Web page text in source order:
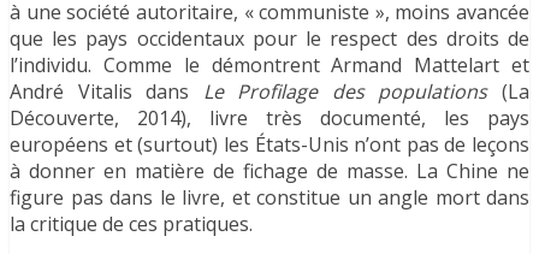
à une société autoritaire, « communiste », moins avancée
que les pays occidentaux pour le respect des droits de
l’individu. Comme le démontrent Armand Mattelart et
André Vitalis dans Le Profilage des populations(La
Découverte, 2014), livre très documenté, les pays
européens et (surtout) les États-Unis n’ont pas de leçons
à donner en matière de fichage de masse. La Chine ne
figure pas dans le livre, et constitue un angle mort dans
la critique de ces pratiques.